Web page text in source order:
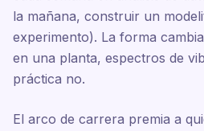
la mañana, construir un
experimento). La forma
en una planta, espectros de
práctica no.
El arco de carrera premia a